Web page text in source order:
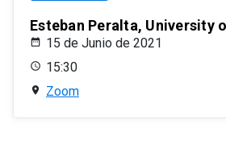
Esteban Peralta, University
15 de Junio de 2021
15:30
Zoom